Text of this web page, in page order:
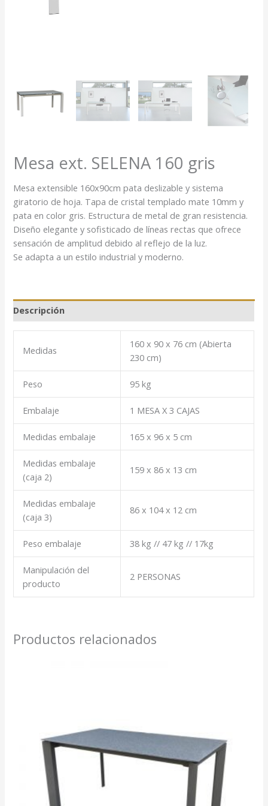
Mesa ext. SELENA 160 gris
Mesa extensible 160x90cm pata deslizable y sistema
giratorio de hoja. Tapa de cristal templado mate 10mm y
pata en color gris. Estructura de metal de gran resistencia.
Diseño elegante y sofisticado de líneas rectas que ofrece
sensación de amplitud debido al reflejo de la luz.
Se adapta a un estilo industrial y moderno.
Descripción
Medidas
160 x 90 x 76 cm (Abierta
230 cm)
Peso 95 kg
Embalaje 1 MESA X 3 CAJAS
Medidas embalaje 165 x 96 x 5 cm
Medidas embalaje
(caja 2)
159 x 86 x 13 cm
Medidas embalaje
(caja 3)
86 x 104 x 12 cm
Peso embalaje 38 kg // 47 kg // 17kg
Manipulación del
producto
2 PERSONAS
Productos relacionados